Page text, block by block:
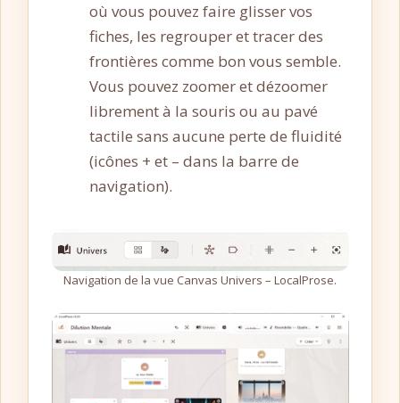
où vous pouvez faire glisser vos
fiches, les regrouper et tracer des
frontières comme bon vous semble.
Vous pouvez zoomer et dézoomer
librement à la souris ou au pavé
tactile sans aucune perte de fluidité
(icônes + et – dans la barre de
navigation).
Navigation de la vue Canvas Univers – LocalProse.